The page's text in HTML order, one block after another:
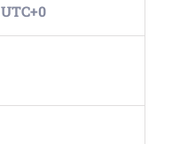
UTC+0